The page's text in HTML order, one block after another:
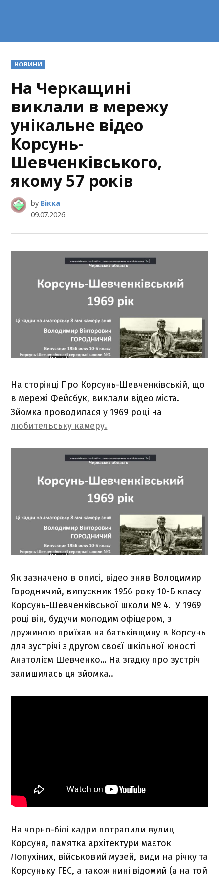
POSTED
IN
НОВИНИ
На Черкащині
виклали в мережу
унікальне відео
Корсунь-
Шевченківського,
якому 57 років
by Вікка
09.07.2026
На сторінці Про Корсунь-Шевченківській, що
в мережі Фейсбук, виклали відео міста.
Зйомка проводилася у 1969 році на
любительську камеру.
Як зазначено в описі, відео зняв Володимир
Городничий, випускник 1956 року 10-Б класу
Корсунь-Шевченківської школи № 4. У 1969
році він, будучи молодим офіцером, з
дружиною приїхав на батьківщину в Корсунь
для зустрічі з другом своєї шкільної юності
Анатолієм Шевченко… На згадку про зустріч
залишилась ця зйомка..
На чорно-білі кадри потрапили вулиці
Корсуня, памятка архітектури маєток
Лопухіних, військовий музей, види на річку та
Корсуньку ГЕС, а також нині відомий (а на той